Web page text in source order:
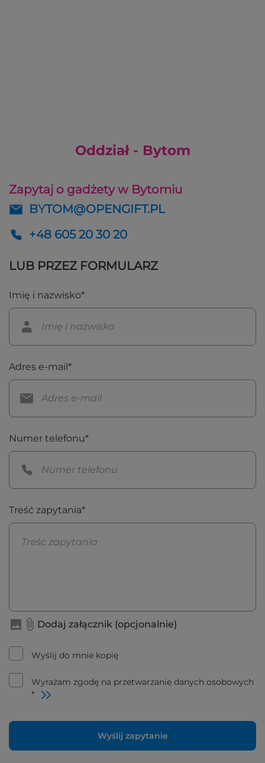
Oddział - Bytom
Zapytaj o gadżety w Bytomiu
BYTOM@OPENGIFT.PL
+48 605 20 30 20
LUB PRZEZ FORMULARZ
Imię i nazwisko*
Adres e-mail*
Numer telefonu*
Treść zapytania*
Dodaj załącznik (opcjonalnie)
Wyślij do mnie kopię
Wyrażam zgodę na przetwarzanie danych osobowych
*
Wyślij zapytanie